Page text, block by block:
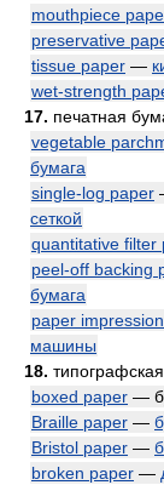
mouthpiece
preservative
tissue paper —
wet-strength
17. печатная
vegetable
бумага
single-log paper
сеткой
quantitative filter
peel-off backing
бумага
paper
машины
18.
boxed paper —
Braille paper —
Bristol paper —
broken paper —